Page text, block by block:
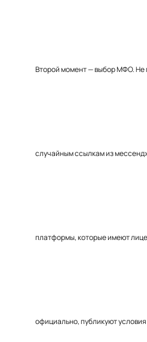
Второй момент — выбор МФО. Не
случайным ссылкам из
платформы, которые имеют
официально, публикуют